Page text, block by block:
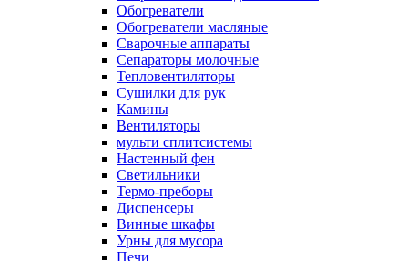
Обогреватели
Обогреватели масляные
Сварочные аппараты
Сепараторы молочные
Тепловентиляторы
Сушилки для рук
Камины
Вентиляторы
мульти сплитсистемы
Настенный фен
Светильники
Термо-преборы
Диспенсеры
Винные шкафы
Урны для мусора
Печи